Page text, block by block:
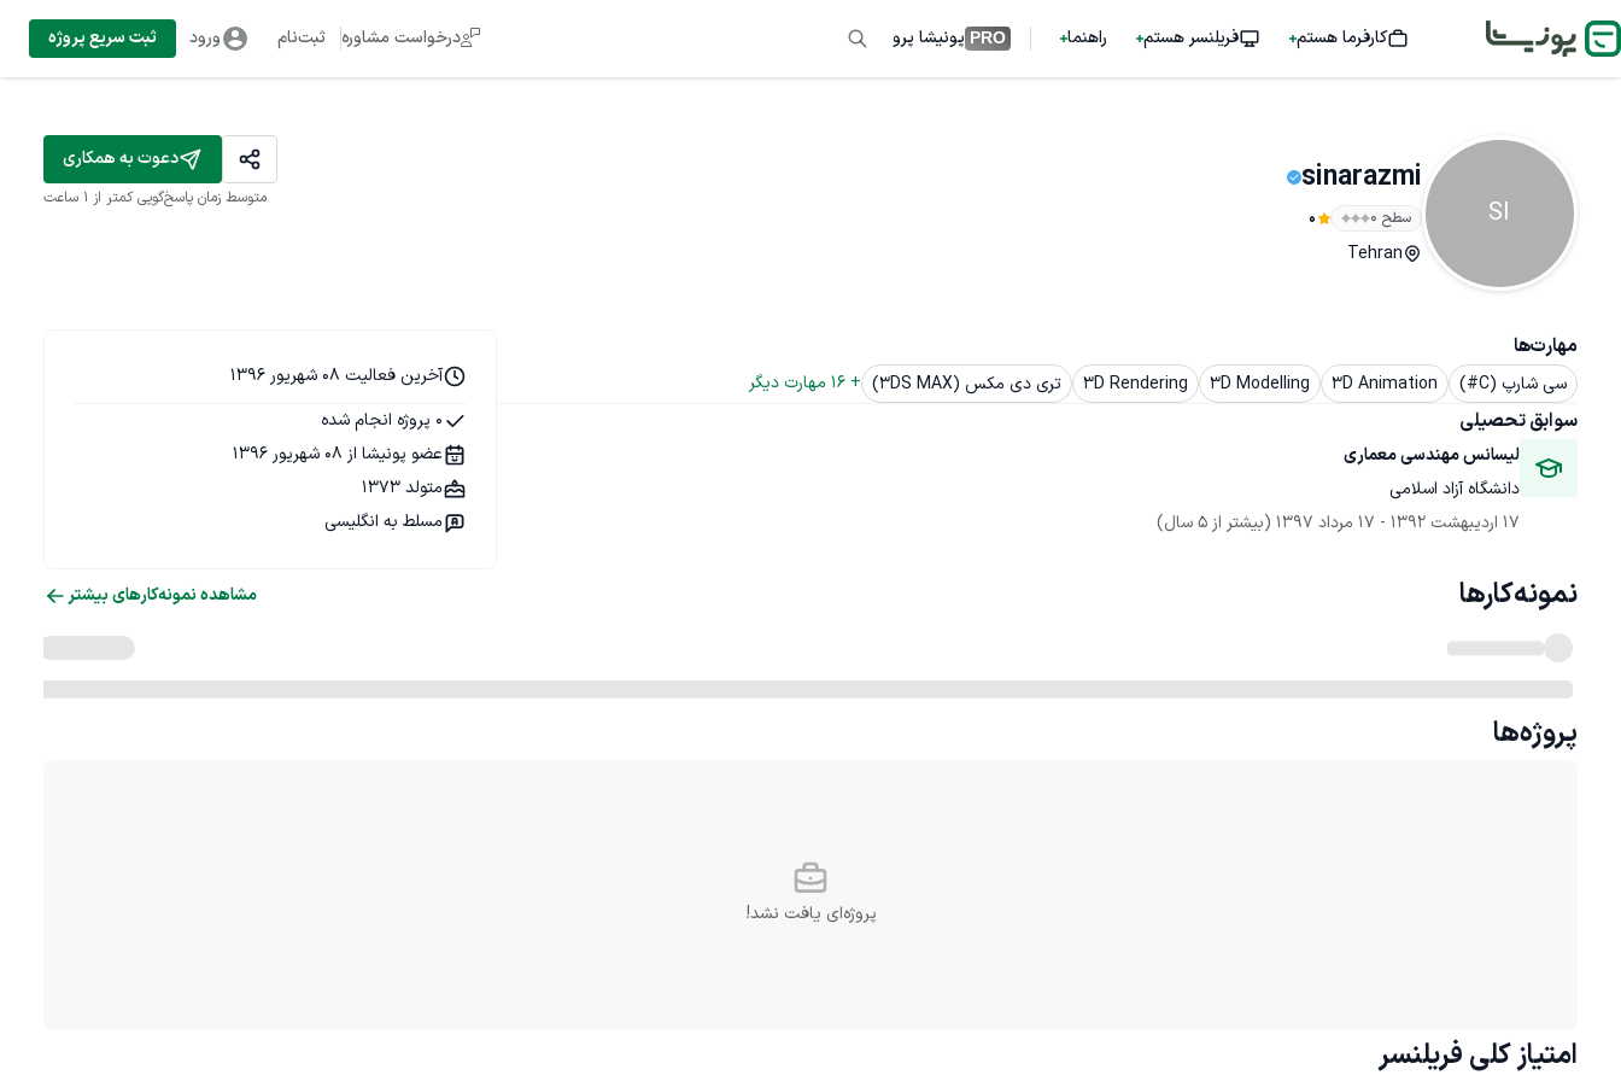
کارفرما هستم فریلنسر هستم راهنما PRO پونیشا پرو درخواست مشاوره ثبت‌نام ورود ثبت سریع پروژه
SI
sinarazmi
سطح ۰ 0
Tehran
دعوت به همکاری
متوسط زمان پاسخ‌گویی کمتر از 1 ساعت
مهارت‌ها
سی شارپ (C#) 3D Animation
3D Modelling
3D Rendering تری دی مکس (3DS MAX) +
16 مهارت دیگر
سوابق تحصیلی
لیسانس مهندسی معماری
دانشگاه آزاد اسلامی
17 اردیبهشت 1392
- 17 مرداد 1397 (بیشتر از 5 سال)
آخرین فعالیت 08 شهریور 1396
0 پروژه انجام شده
عضو پونیشا از 08 شهریور 1396
متولد 1373
مسلط به انگلیسی
نمونه‌کارها مشاهده نمونه‌کارهای بیشتر
پروژه‌ها
پروژه‌ای یافت نشد!
امتیاز کلی فریلنسر